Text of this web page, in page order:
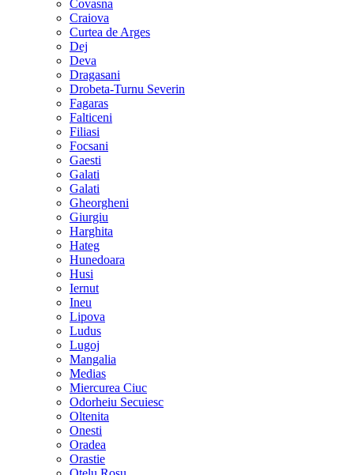
Covasna
Craiova
Curtea de Arges
Dej
Deva
Dragasani
Drobeta-Turnu Severin
Fagaras
Falticeni
Filiasi
Focsani
Gaesti
Galati
Galati
Gheorgheni
Giurgiu
Harghita
Hateg
Hunedoara
Husi
Iernut
Ineu
Lipova
Ludus
Lugoj
Mangalia
Medias
Miercurea Ciuc
Odorheiu Secuiesc
Oltenita
Onesti
Oradea
Orastie